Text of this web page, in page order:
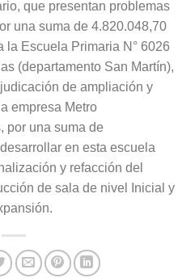
que presentan problemas
una suma de 4.820.048,70
la Escuela Primaria N° 6026
(departamento San Martín),
de ampliación y
empresa Metro
por una suma de
en esta escuela
y refacción del
de sala de nivel Inicial y